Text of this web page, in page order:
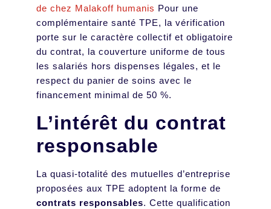
de chez Malakoff humanis Pour une
complémentaire santé TPE, la vérification
porte sur le caractère collectif et obligatoire
du contrat, la couverture uniforme de tous
les salariés hors dispenses légales, et le
respect du panier de soins avec le
financement minimal de 50 %.
L’intérêt du contrat
responsable
La quasi-totalité des mutuelles d’entreprise
proposées aux TPE adoptent la forme de
contrats responsables. Cette qualification